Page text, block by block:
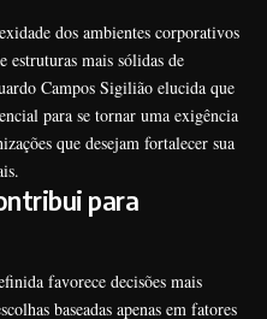
dos ambientes corporativos
estruturas mais sólidas de
Campos Sigilião elucida que
para se tornar uma exigência
que desejam fortalecer sua
para
favorece decisões mais
baseadas apenas em fatores